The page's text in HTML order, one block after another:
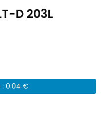
D 203L
: 0.04 €